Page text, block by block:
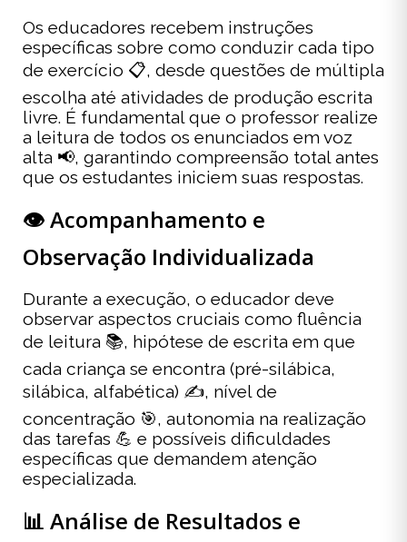
Os educadores recebem instruções
específicas sobre como conduzir cada tipo
de exercício 📋, desde questões de múltipla
escolha até atividades de produção escrita
livre. É fundamental que o professor realize
a leitura de todos os enunciados em voz
alta 📢, garantindo compreensão total antes
que os estudantes iniciem suas respostas.
👁️ Acompanhamento e
Observação Individualizada
Durante a execução, o educador deve
observar aspectos cruciais como fluência
de leitura 📚, hipótese de escrita em que
cada criança se encontra (pré-silábica,
silábica, alfabética) ✍️, nível de
concentração 🎯, autonomia na realização
das tarefas 💪 e possíveis dificuldades
específicas que demandem atenção
especializada.
📊 Análise de Resultados e